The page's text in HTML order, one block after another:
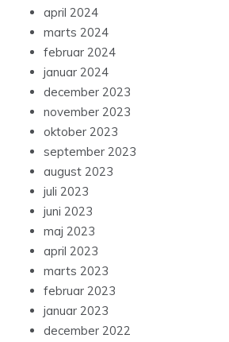
april 2024
marts 2024
februar 2024
januar 2024
december 2023
november 2023
oktober 2023
september 2023
august 2023
juli 2023
juni 2023
maj 2023
april 2023
marts 2023
februar 2023
januar 2023
december 2022